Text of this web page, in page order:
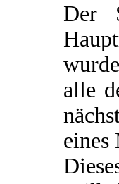
Der
alle
eines